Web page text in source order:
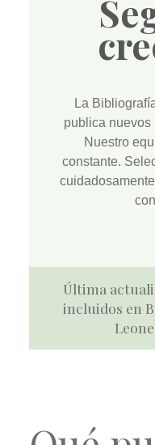
La
publica nuevos
Nuestro
constante.
Última
incluidos en